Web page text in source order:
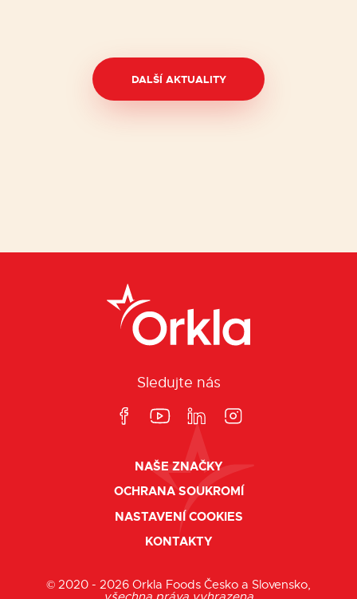
DALŠÍ AKTUALITY
Sledujte nás
NAŠE ZNAČKY
OCHRANA SOUKROMÍ
NASTAVENÍ COOKIES
KONTAKTY
© 2020 - 2026 Orkla Foods Česko a Slovensko,